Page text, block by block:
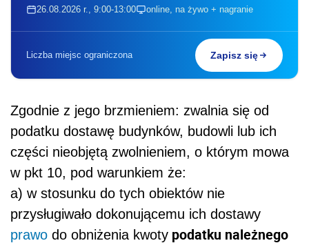
26.08.2026 r., 9:00-13:00 online, na żywo + nagranie
Liczba miejsc ograniczona Zapisz się
Zgodnie z jego brzmieniem: zwalnia się od
podatku dostawę budynków, budowli lub ich
części nieobjętą zwolnieniem, o którym mowa
w pkt 10, pod warunkiem że:
a) w stosunku do tych obiektów nie
przysługiwało dokonującemu ich dostawy
prawo do obniżenia kwoty podatku należnego